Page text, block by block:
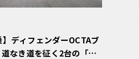
】ディフェンダーOCTAブ
なき道を征く2台の「対